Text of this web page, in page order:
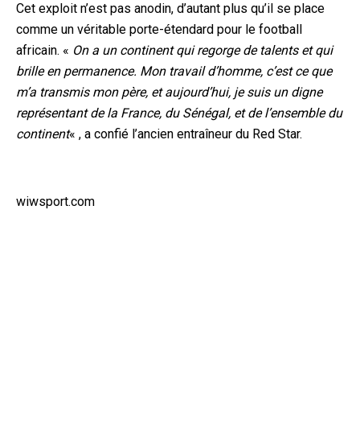
Cet exploit n’est pas anodin, d’autant plus qu’il se place
comme un véritable porte-étendard pour le football
africain. « On a un continent qui regorge de talents et qui
brille en permanence. Mon travail d’homme, c’est ce que
m’a transmis mon père, et aujourd’hui, je suis un digne
représentant de la France, du Sénégal, et de l’ensemble du
continent« , a confié l’ancien entraîneur du Red Star.
wiwsport.com